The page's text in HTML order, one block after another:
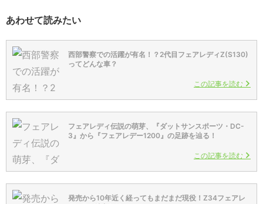
あわせて読みたい
西部警察での活躍が有名！？2代目フェアレディZ(S130)
ってどんな車？
この記事を読む
フェアレディ伝説の萌芽、『ダットサンスポーツ・DC-
3』から『フェアレデー1200』の足跡を辿る！
この記事を読む
発売から10年近く経ってもまだまだ現役！Z34フェアレ